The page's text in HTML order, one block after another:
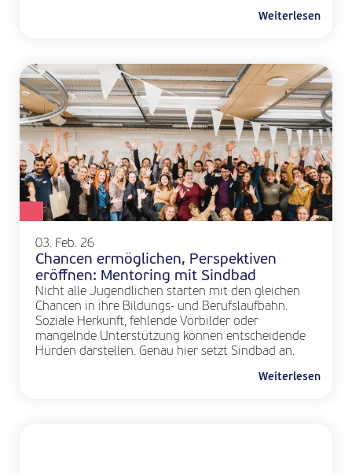
Weiterlesen
03. Feb. 26
Chancen ermöglichen, Perspektiven
eröffnen: Mentoring mit Sindbad
Nicht alle Jugendlichen starten mit den gleichen
Chancen in ihre Bildungs- und Berufslaufbahn.
Soziale Herkunft, fehlende Vorbilder oder
mangelnde Unterstützung können entscheidende
Hürden darstellen. Genau hier setzt Sindbad an.
Weiterlesen